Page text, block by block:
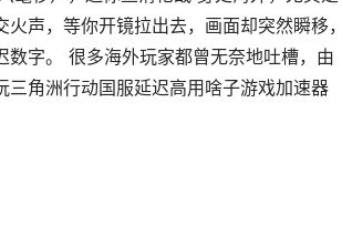
声，等你开镜拉出去，画面却突然瞬移，
字。 很多海外玩家都曾无奈地吐槽，由
三角洲行动国服延迟高用啥子游戏加速器